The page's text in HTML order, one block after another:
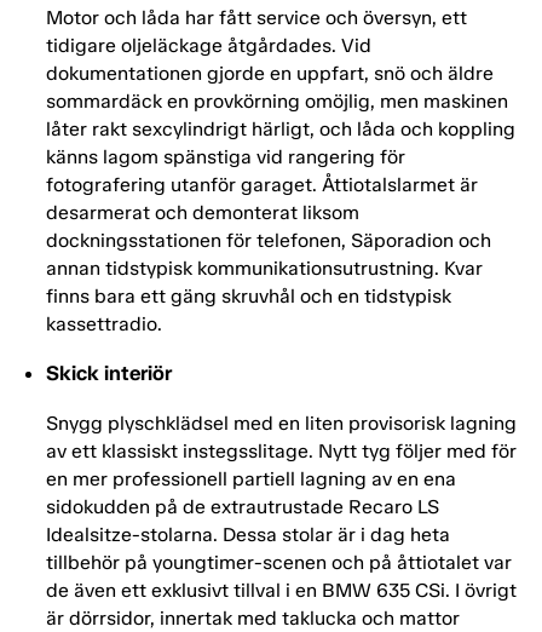
Motor och låda har fått service och översyn, ett
tidigare oljeläckage åtgårdades. Vid
dokumentationen gjorde en uppfart, snö och äldre
sommardäck en provkörning omöjlig, men maskinen
låter rakt sexcylindrigt härligt, och låda och koppling
känns lagom spänstiga vid rangering för
fotografering utanför garaget. Åttiotalslarmet är
desarmerat och demonterat liksom
dockningsstationen för telefonen, Säporadion och
annan tidstypisk kommunikationsutrustning. Kvar
finns bara ett gäng skruvhål och en tidstypisk
kassettradio.
Skick interiör
Snygg plyschklädsel med en liten provisorisk lagning
av ett klassiskt instegsslitage. Nytt tyg följer med för
en mer professionell partiell lagning av en ena
sidokudden på de extrautrustade Recaro LS
Idealsitze-stolarna. Dessa stolar är i dag heta
tillbehör på youngtimer-scenen och på åttiotalet var
de även ett exklusivt tillval i en BMW 635 CSi. I övrigt
är dörrsidor, innertak med taklucka och mattor